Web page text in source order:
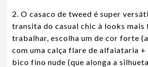
2. O casaco de tweed é super
transita do casual chic à looks mais
trabalhar, escolha um de cor forte
com uma calça flare de alfaiataria +
bico fino nude (que alonga a